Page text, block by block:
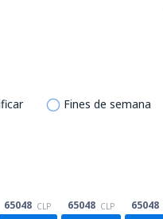
Fines de semana
65048 CLP 65048 CLP 65048